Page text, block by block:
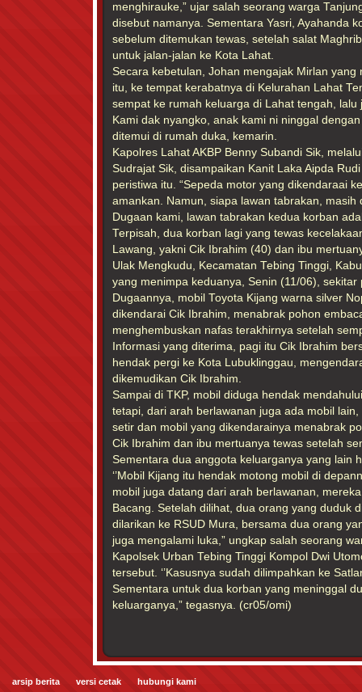
menghirauke,” ujar salah seorang warga
disebut namanya. Sementara Yasri, Ayahanda
sebelum ditemukan tewas, setelah salat
untuk jalan-jalan ke Kota Lahat.
Secara kebetulan, Johan mengajak Mirlan yang
itu, ke tempat kerabatnya di Kelurahan Lahat
sempat ke rumah keluarga di Lahat tengah, lalu
Kami dak nyangko, anak kami ni ninggal
ditemui di rumah duka, kemarin.
Kapolres Lahat AKBP Benny Subandi Sik,
Sudrajat Sik, disampaikan Kanit Laka Aipda
peristiwa itu. “Sepeda motor yang dikendaraai
amankan. Namun, siapa lawan tabrakan, masih
Dugaan kami, lawan tabrakan kedua korban
Terpisah, dua korban lagi yang tewas
Lawang, yakni Cik Ibrahim (40) dan ibu
Ulak Mengkudu, Kecamatan Tebing Tinggi,
yang menimpa keduanya, Senin (11/06), sekitar
Dugaannya, mobil Toyota Kijang warna silver
dikendarai Cik Ibrahim, menabrak pohon
menghembuskan nafas terakhirnya setelah
Informasi yang diterima, pagi itu Cik Ibrahim
hendak pergi ke Kota Lubuklinggau,
dikemudikan Cik Ibrahim.
Sampai di TKP, mobil diduga hendak
tetapi, dari arah berlawanan juga ada mobil
setir dan mobil yang dikendarainya menabrak
Cik Ibrahim dan ibu mertuanya tewas setelah
Sementara dua anggota keluarganya yang lain
‘’Mobil Kijang itu hendak motong mobil di
mobil juga datang dari arah berlawanan,
Bacang. Setelah dilihat, dua orang yang duduk
dilarikan ke RSUD Mura, bersama dua orang
juga mengalami luka,” ungkap salah seorang
Kapolsek Urban Tebing Tinggi Kompol Dwi
tersebut. ‘’Kasusnya sudah dilimpahkan ke
Sementara untuk dua korban yang meninggal
keluarganya,” tegasnya. (cr05/omi)
arsip berita versi cetak hubungi kami